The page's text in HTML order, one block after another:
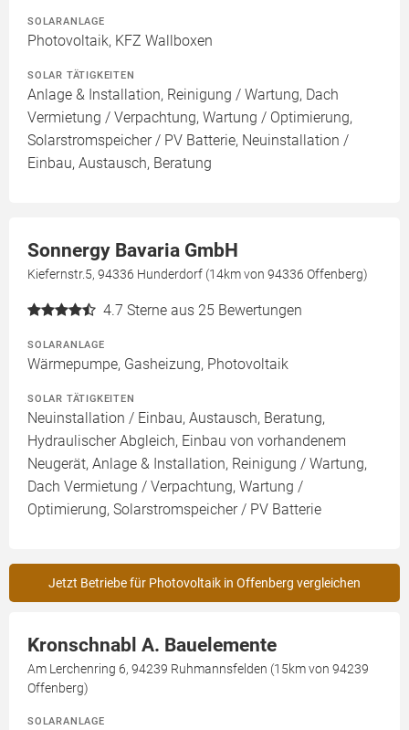
SOLARANLAGE
Photovoltaik, KFZ Wallboxen
SOLAR TÄTIGKEITEN
Anlage & Installation, Reinigung / Wartung, Dach
Vermietung / Verpachtung, Wartung / Optimierung,
Solarstromspeicher / PV Batterie, Neuinstallation /
Einbau, Austausch, Beratung
Sonnergy Bavaria GmbH
Kiefernstr.5, 94336 Hunderdorf (14km von 94336 Offenberg)
4.7 Sterne aus 25 Bewertungen
SOLARANLAGE
Wärmepumpe, Gasheizung, Photovoltaik
SOLAR TÄTIGKEITEN
Neuinstallation / Einbau, Austausch, Beratung,
Hydraulischer Abgleich, Einbau von vorhandenem
Neugerät, Anlage & Installation, Reinigung / Wartung,
Dach Vermietung / Verpachtung, Wartung /
Optimierung, Solarstromspeicher / PV Batterie
Jetzt Betriebe für Photovoltaik in Offenberg vergleichen
Kronschnabl A. Bauelemente
Am Lerchenring 6, 94239 Ruhmannsfelden (15km von 94239
Offenberg)
SOLARANLAGE